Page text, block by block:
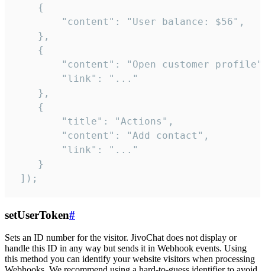
    {
        "content": "User balance: $56",
    },
    {
"content": "Open customer
        "link": "..."
    },
    {
        "title": "Actions",
        "content": "Add contact",
        "link": "..."
    }
]);
setUserToken#
Sets an ID number for the visitor. JivoChat does not display or
handle this ID in any way but sends it in Webhook events. Using
this method you can identify your website visitors when processing